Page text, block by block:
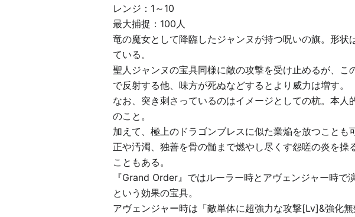
レンジ：1～10
最大捕捉：100人
竜の魔女として降臨したジャンヌが持つ呪いの旗。形
ている。
聖人ジャンヌの宝具同様に敵の攻撃を受け止めるが、
で反射する他、味方が死ぬなどするとより威力は増す。
なお、突き刺さっているのはイメージとしての杭。本
のこと。
加えて、極上のドラゴンブレスに似た業焔を放つこと
正や汚濁、独善を骨の髄まで燃やし尽くす怨嗟の炎を
こともある。
『Grand Order』ではルーラー時とアヴェンジャー時
という効果の宝具。
アヴェンジャー時は「敵単体に超強力な攻撃[Lv]&強化